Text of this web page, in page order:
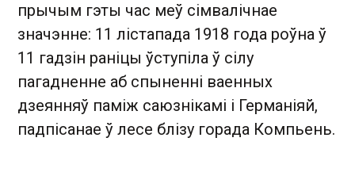
прычым гэты час меў сімвалічнае
значэнне: 11 лістапада 1918 года роўна ў
11 гадзін раніцы ўступіла ў сілу
пагадненне аб спыненні ваенных
дзеянняў паміж саюзнікамі і Германіяй,
падпісанае ў лесе блізу горада Компьень.